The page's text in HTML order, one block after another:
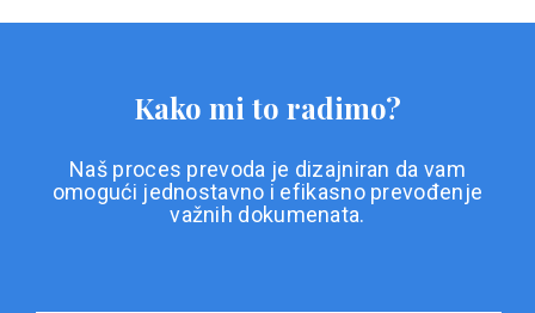
Kako mi to radimo?
Naš proces prevoda je dizajniran da vam
omogući jednostavno i efikasno prevođenje
važnih dokumenata.